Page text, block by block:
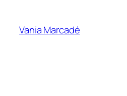
contenu
Vania Marcadé